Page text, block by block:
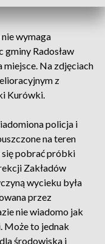
wymaga
Radosław
miejsce. Na zdjęciach
z
Kurówki.
policja i
na teren
się pobrać próbki
Zakładów
wycieku była
przez
nie wiadomo jak
Może to jednak
środowiska i